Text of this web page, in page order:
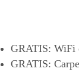
GRATIS: WiFi
GRATIS: